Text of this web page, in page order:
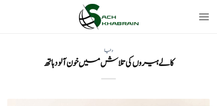
دنیا
کالے ہیروں کی تلاش میں خون آلود ہاتھ